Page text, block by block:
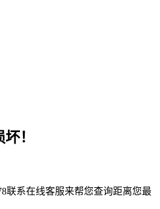
！
联系在线客服来帮您查询距离您最